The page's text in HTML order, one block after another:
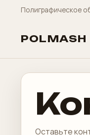
Полиграфическое
POLMASH
Оставьте